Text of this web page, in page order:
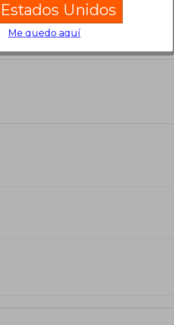
evaluación
Unidos
Me quedo aquí